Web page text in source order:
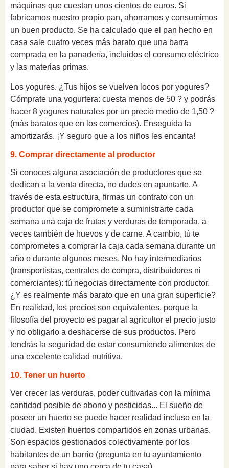
máquinas que cuestan unos cientos de euros. Si
fabricamos nuestro propio pan, ahorramos y consumimos
un buen producto. Se ha calculado que el pan hecho en
casa sale cuatro veces más barato que una barra
comprada en la panadería, incluidos el consumo eléctrico
y las materias primas.
Los yogures. ¿Tus hijos se vuelven locos por yogures?
Cómprate una yogurtera: cuesta menos de 50 ? y podrás
hacer 8 yogures naturales por un precio medio de 1,50 ?
(más baratos que en los comercios). Enseguida la
amortizarás. ¡Y seguro que a los niños les encanta!
9. Comprar directamente al productor
Si conoces alguna asociación de productores que se
dedican a la venta directa, no dudes en apuntarte. A
través de esta estructura, firmas un contrato con un
productor que se compromete a suministrarte cada
semana una caja de frutas y verduras de temporada, a
veces también de huevos y de carne. A cambio, tú te
comprometes a comprar la caja cada semana durante un
año o durante algunos meses. No hay intermediarios
(transportistas, centrales de compra, distribuidores ni
comerciantes): tú negocias directamente con productor.
¿Y es realmente más barato que en una gran superficie?
En realidad, los precios son equivalentes, porque la
filosofía del proyecto es pagar al agricultor el precio justo
y no obligarlo a deshacerse de sus productos. Pero
tendrás la seguridad de estar consumiendo alimentos de
una excelente calidad nutritiva.
10. Tener un huerto
Ver crecer las verduras, poder cultivarlas con la mínima
cantidad posible de abono y pesticidas... El sueño de
poseer un huerto se puede hacer realidad incluso en la
ciudad. Existen huertos compartidos en zonas urbanas.
Son espacios gestionados colectivamente por los
habitantes de un barrio (pregunta en tu ayuntamiento